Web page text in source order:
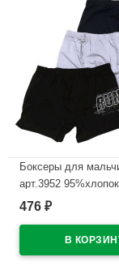
Боксеры для
арт.3952
эластан цвет
476 ₽